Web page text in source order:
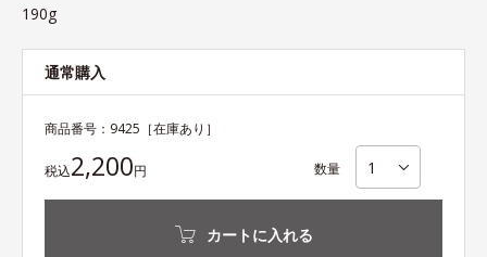
190g
通常購入
商品番号： 9425 ［在庫あり］
税込2,200円 数量
カートに入れる